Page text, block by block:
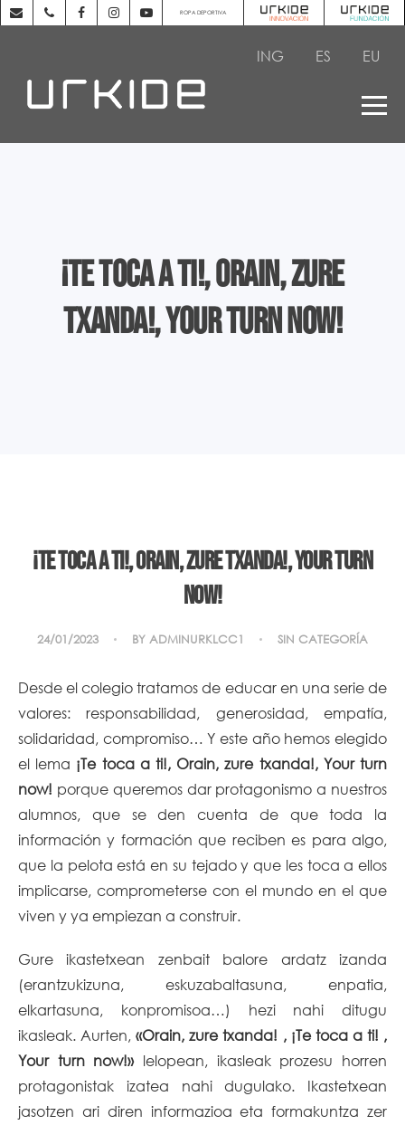
ROPA DEPORTIVA
ING ES EU
¡Te toca a ti!, Orain, zure
txanda!, Your turn now!
¡Te toca a ti!, Orain, zure txanda!, Your turn
now!
24/01/2023 BY ADMINURKLCC1 SIN CATEGORÍA
Desde el colegio tratamos de educar en una serie de
valores: responsabilidad, generosidad, empatía,
solidaridad, compromiso… Y este año hemos elegido
el lema ¡Te toca a ti!, Orain, zure txanda!, Your turn
now! porque queremos dar protagonismo a nuestros
alumnos, que se den cuenta de que toda la
información y formación que reciben es para algo,
que la pelota está en su tejado y que les toca a ellos
implicarse, comprometerse con el mundo en el que
viven y ya empiezan a construir.
Gure ikastetxean zenbait balore ardatz izanda
(erantzukizuna, eskuzabaltasuna, enpatia,
elkartasuna, konpromisoa…) hezi nahi ditugu
ikasleak. Aurten,«Orain, zure txanda! , ¡Te toca a ti! ,
Your turn now!»lelopean, ikasleak prozesu horren
protagonistak izatea nahi dugulako. Ikastetxean
jasotzen ari diren informazioa eta formakuntza zer